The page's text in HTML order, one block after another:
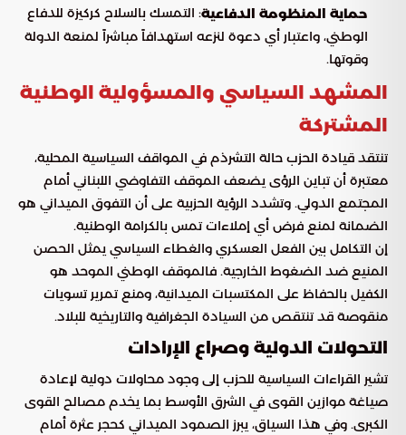
حماية المنظومة الدفاعية: التمسك بالسلاح كركيزة للدفاع
الوطني، واعتبار أي دعوة لنزعه استهدافاً مباشراً لمنعة الدولة
وقوتها.
المشهد السياسي والمسؤولية الوطنية
المشتركة
تنتقد قيادة الحزب حالة التشرذم في المواقف السياسية المحلية،
معتبرة أن تباين الرؤى يضعف الموقف التفاوضي اللبناني أمام
المجتمع الدولي. وتشدد الرؤية الحزبية على أن التفوق الميداني هو
الضمانة لمنع فرض أي إملاءات تمس بالكرامة الوطنية.
إن التكامل بين الفعل العسكري والغطاء السياسي يمثل الحصن
المنيع ضد الضغوط الخارجية. فالموقف الوطني الموحد هو
الكفيل بالحفاظ على المكتسبات الميدانية، ومنع تمرير تسويات
منقوصة قد تنتقص من السيادة الجغرافية والتاريخية للبلاد.
التحولات الدولية وصراع الإرادات
تشير القراءات السياسية للحزب إلى وجود محاولات دولية لإعادة
صياغة موازين القوى في الشرق الأوسط بما يخدم مصالح القوى
الكبرى. وفي هذا السياق، يبرز الصمود الميداني كحجر عثرة أمام